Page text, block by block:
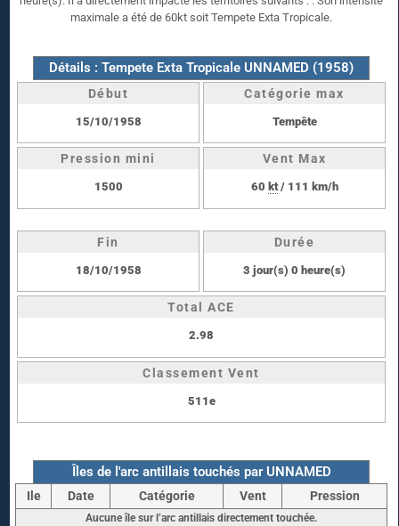
maximale a été de 60kt soit Tempete Exta Tropicale.
Détails : Tempete Exta Tropicale UNNAMED (1958)
Début
15/10/1958
Catégorie max
Tempête
Pression mini
1500
Vent Max
60 kt/ 111 km/h
Fin
18/10/1958
Durée
3 jour(s) 0 heure(s)
Total ACE
2.98
Classement Vent
511e
Îles de l'arc antillais touchés par UNNAMED
Ile Date Catégorie Vent Pression
Aucune île sur l’arc antillais directement touchée.